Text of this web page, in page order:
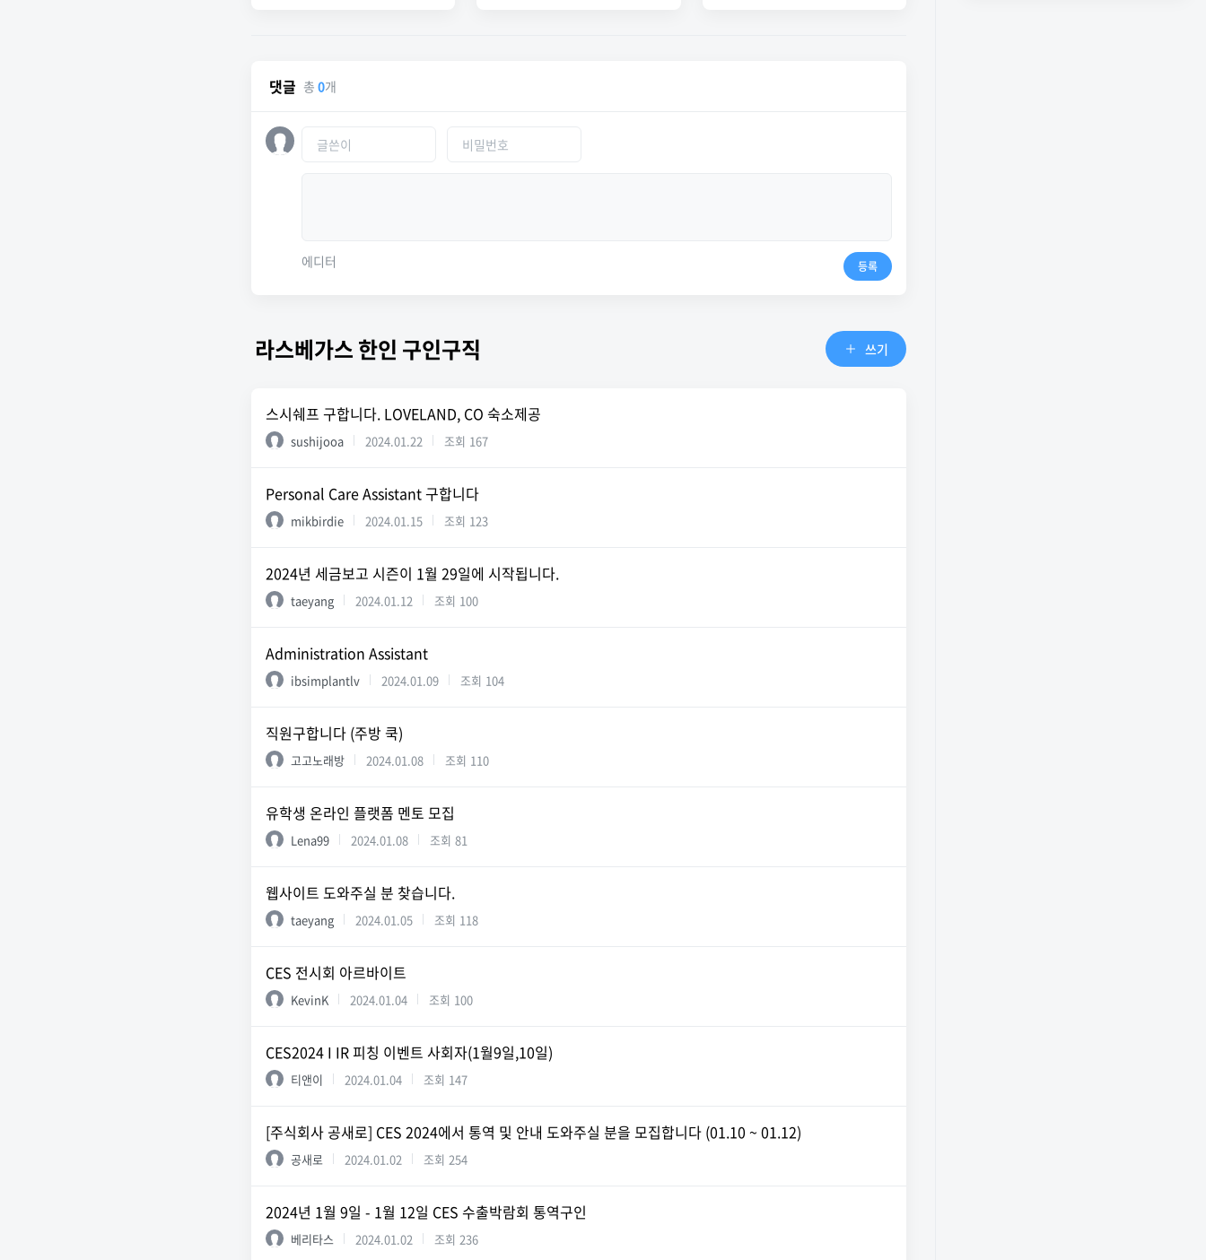
댓글 총 0개
에디터 등록
라스베가스 한인 구인구직 쓰기
스시쉐프 구합니다. LOVELAND, CO 숙소제공
sushijooa 2024.01.22 조회 167
Personal Care Assistant 구합니다
mikbirdie 2024.01.15 조회 123
2024년 세금보고 시즌이 1월 29일에 시작됩니다.
taeyang 2024.01.12 조회 100
Administration Assistant
ibsimplantlv 2024.01.09 조회 104
직원구합니다 (주방 쿡)
고고노래방 2024.01.08 조회 110
유학생 온라인 플랫폼 멘토 모집
Lena99 2024.01.08 조회 81
웹사이트 도와주실 분 찾습니다.
taeyang 2024.01.05 조회 118
CES 전시회 아르바이트
KevinK 2024.01.04 조회 100
CES2024 I IR 피칭 이벤트 사회자(1월9일,10일)
티앤이 2024.01.04 조회 147
[주식회사 공새로] CES 2024에서 통역 및 안내 도와주실 분을 모집합니다 (01.10 ~ 01.12)
공새로 2024.01.02 조회 254
2024년 1월 9일 - 1월 12일 CES 수출박람회 통역구인
베리타스 2024.01.02 조회 236